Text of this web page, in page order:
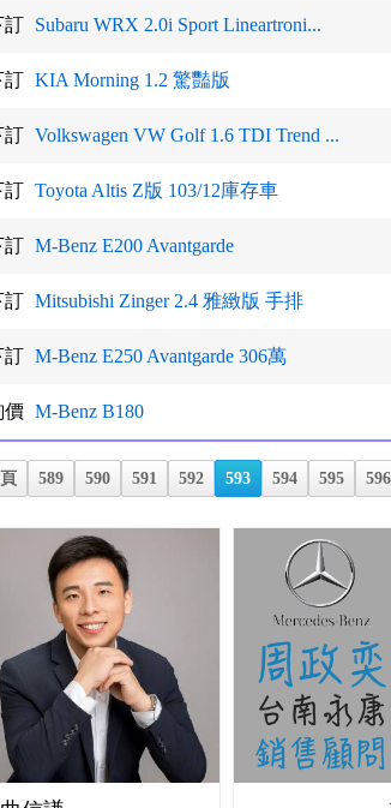
訂 Subaru WRX 2.0i Sport Lineartroni...
訂 KIA Morning 1.2 驚豔版
訂 Volkswagen VW Golf 1.6 TDI Trend ...
訂 Toyota Altis Z版 103/12庫存車
訂 M-Benz E200 Avantgarde
訂 Mitsubishi Zinger 2.4 雅緻版 手排
訂 M-Benz E250 Avantgarde 306萬
價 M-Benz B180
589 590 591 592 593 594 595 596